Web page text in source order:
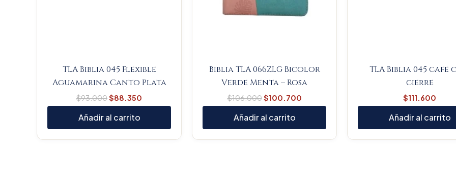
TLA Biblia 045 Flexible
Aguamarina Canto Plata
$93.000$88.350
Añadir al carrito
Biblia TLA 066ZLG Bicolor
Verde Menta – Rosa
$106.000$100.700
Añadir al carrito
TLA Biblia 045 cafe
cierre
$111.600
Añadir al carrito